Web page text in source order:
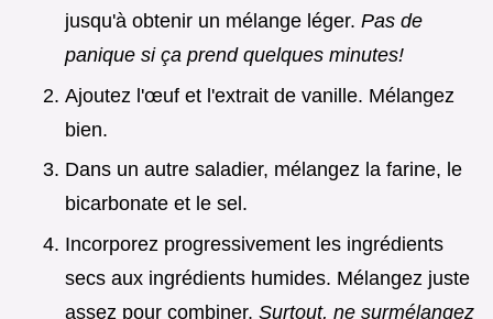
jusqu'à obtenir un mélange léger. Pas de
panique si ça prend quelques minutes!
Ajoutez l'œuf et l'extrait de vanille. Mélangez
bien.
Dans un autre saladier, mélangez la farine, le
bicarbonate et le sel.
Incorporez progressivement les ingrédients
secs aux ingrédients humides. Mélangez juste
assez pour combiner. Surtout, ne surmélangez